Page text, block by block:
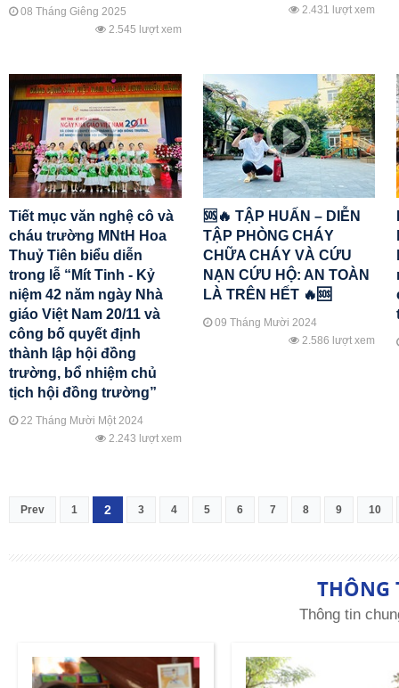
08 Tháng Giêng 2025
2.545 lượt xem
2.431 lượt xem
Tiết mục văn nghệ cô và
cháu trường MNtH Hoa
Thuỷ Tiên biểu diễn
trong lễ “Mít Tinh - Kỷ
niệm 42 năm ngày Nhà
giáo Việt Nam 20/11 và
công bố quyết định
thành lập hội đồng
trường, bổ nhiệm chủ
tịch hội đồng trường”
22 Tháng Mười Một 2024
2.243 lượt xem
🆘🔥 TẬP HUẤN – DIỄN
TẬP PHÒNG CHÁY
CHỮA CHÁY VÀ CỨU
NẠN CỨU HỘ: AN TOÀN
LÀ TRÊN HẾT 🔥🆘
09 Tháng Mười 2024
2.586 lượt xem
Prev 1 2 3 4 5 6 7 8 9 10
THÔNG
Thông tin